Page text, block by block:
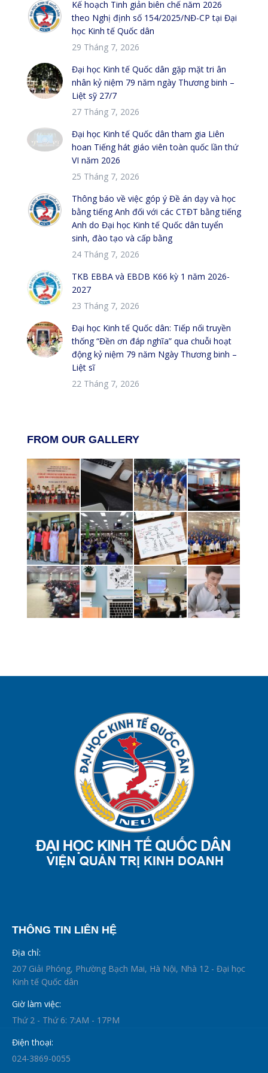
Kế hoạch Tinh giản biên chế năm 2026
theo Nghị định số 154/2025/NĐ-CP tại Đại
học Kinh tế Quốc dân
29 Tháng 7, 2026
Đại học Kinh tế Quốc dân gặp mặt tri ân
nhân kỷ niệm 79 năm ngày Thương binh –
Liệt sỹ 27/7
27 Tháng 7, 2026
Đại học Kinh tế Quốc dân tham gia Liên
hoan Tiếng hát giáo viên toàn quốc lần thứ
VI năm 2026
25 Tháng 7, 2026
Thông báo về việc góp ý Đề án dạy và học
bằng tiếng Anh đối với các CTĐT bằng tiếng
Anh do Đại học Kinh tế Quốc dân tuyển
sinh, đào tạo và cấp bằng
24 Tháng 7, 2026
TKB EBBA và EBDB K66 kỳ 1 năm 2026-
2027
23 Tháng 7, 2026
Đại học Kinh tế Quốc dân: Tiếp nối truyền
thống “Đền ơn đáp nghĩa” qua chuỗi hoạt
động kỷ niệm 79 năm Ngày Thương binh –
Liệt sĩ
22 Tháng 7, 2026
FROM OUR GALLERY
THÔNG TIN LIÊN HỆ
Địa chỉ:
207 Giải Phóng, Phường Bạch Mai, Hà Nội, Nhà 12 - Đại học
Kinh tế Quốc dân
Giờ làm việc:
Thứ 2 - Thứ 6: 7:AM - 17PM
Điện thoại:
024-3869-0055